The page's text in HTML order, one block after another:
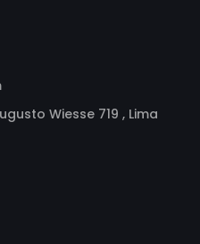
Wiesse 719 , Lima